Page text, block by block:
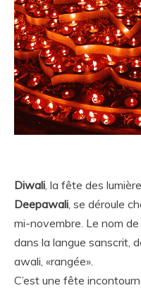
Diwali , la fête des
Deepawali , se déroule
mi-novembre. Le nom
dans la langue sanscrit,
awali, «rangée».
C’est une fête